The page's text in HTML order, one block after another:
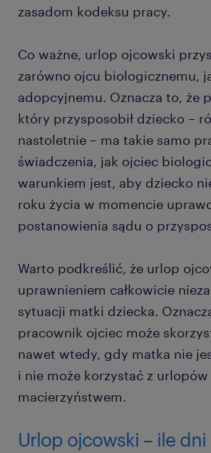
zasadom kodeksu pracy.
Co ważne, urlop ojcowski
zarówno ojcu biologicznemu,
adopcyjnemu. Oznacza to, że
który przysposobił dziecko –
nastoletnie – ma takie samo
świadczenia, jak ojciec
warunkiem jest, aby dziecko
roku życia w momencie
postanowienia sądu o
Warto podkreślić, że urlop
uprawnieniem całkowicie
sytuacji matki dziecka.
pracownik ojciec może
nawet wtedy, gdy matka nie
i nie może korzystać z urlopów
macierzyństwem.
Urlop ojcowski – ile dni